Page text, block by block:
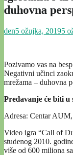
duhovna
den5 ožujka, 20195
Pozivamo vas na
Negativni učinci
mrežama – duhovna
Predavanje će biti u
Adresa: Centar
Video igra “Call of
studenog 2010.
više od 600 miliona